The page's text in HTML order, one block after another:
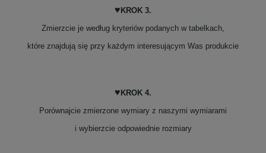
♥KROK 3.
Zmierzcie je według kryteriów podanych w tabelkach,
które znajdują się przy każdym interesującym Was produkcie
♥KROK 4.
Porównajcie zmierzone wymiary z naszymi wymiarami
i wybierzcie odpowiednie rozmiary